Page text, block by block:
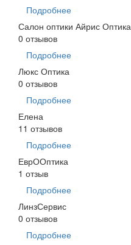
Подробнее
Салон оптики Айрис Оптика
0 отзывов
Подробнее
Люкс Оптика
0 отзывов
Подробнее
Елена
11 отзывов
Подробнее
ЕврООптика
1 отзыв
Подробнее
ЛинзСервис
0 отзывов
Подробнее